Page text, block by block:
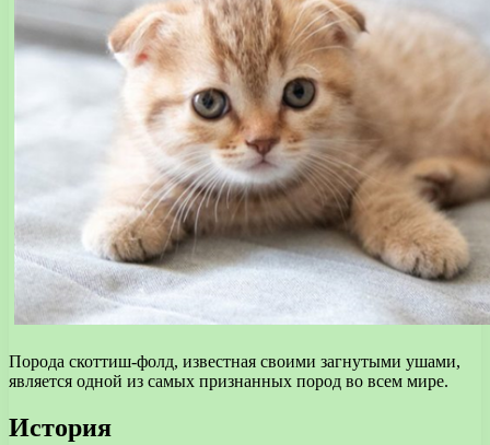
Порода скоттиш-фолд, известная своими загнутыми ушами,
является одной из самых признанных пород во всем мире.
История